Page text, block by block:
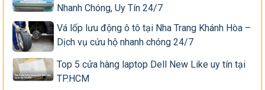
Nhanh Chóng, Uy Tín 24/7
Vá lốp lưu động ô tô tại Nha Trang Khánh Hòa –
Dịch vụ cứu hộ nhanh chóng 24/7
Top 5 cửa hàng laptop Dell New Like uy tín tại
TP.HCM